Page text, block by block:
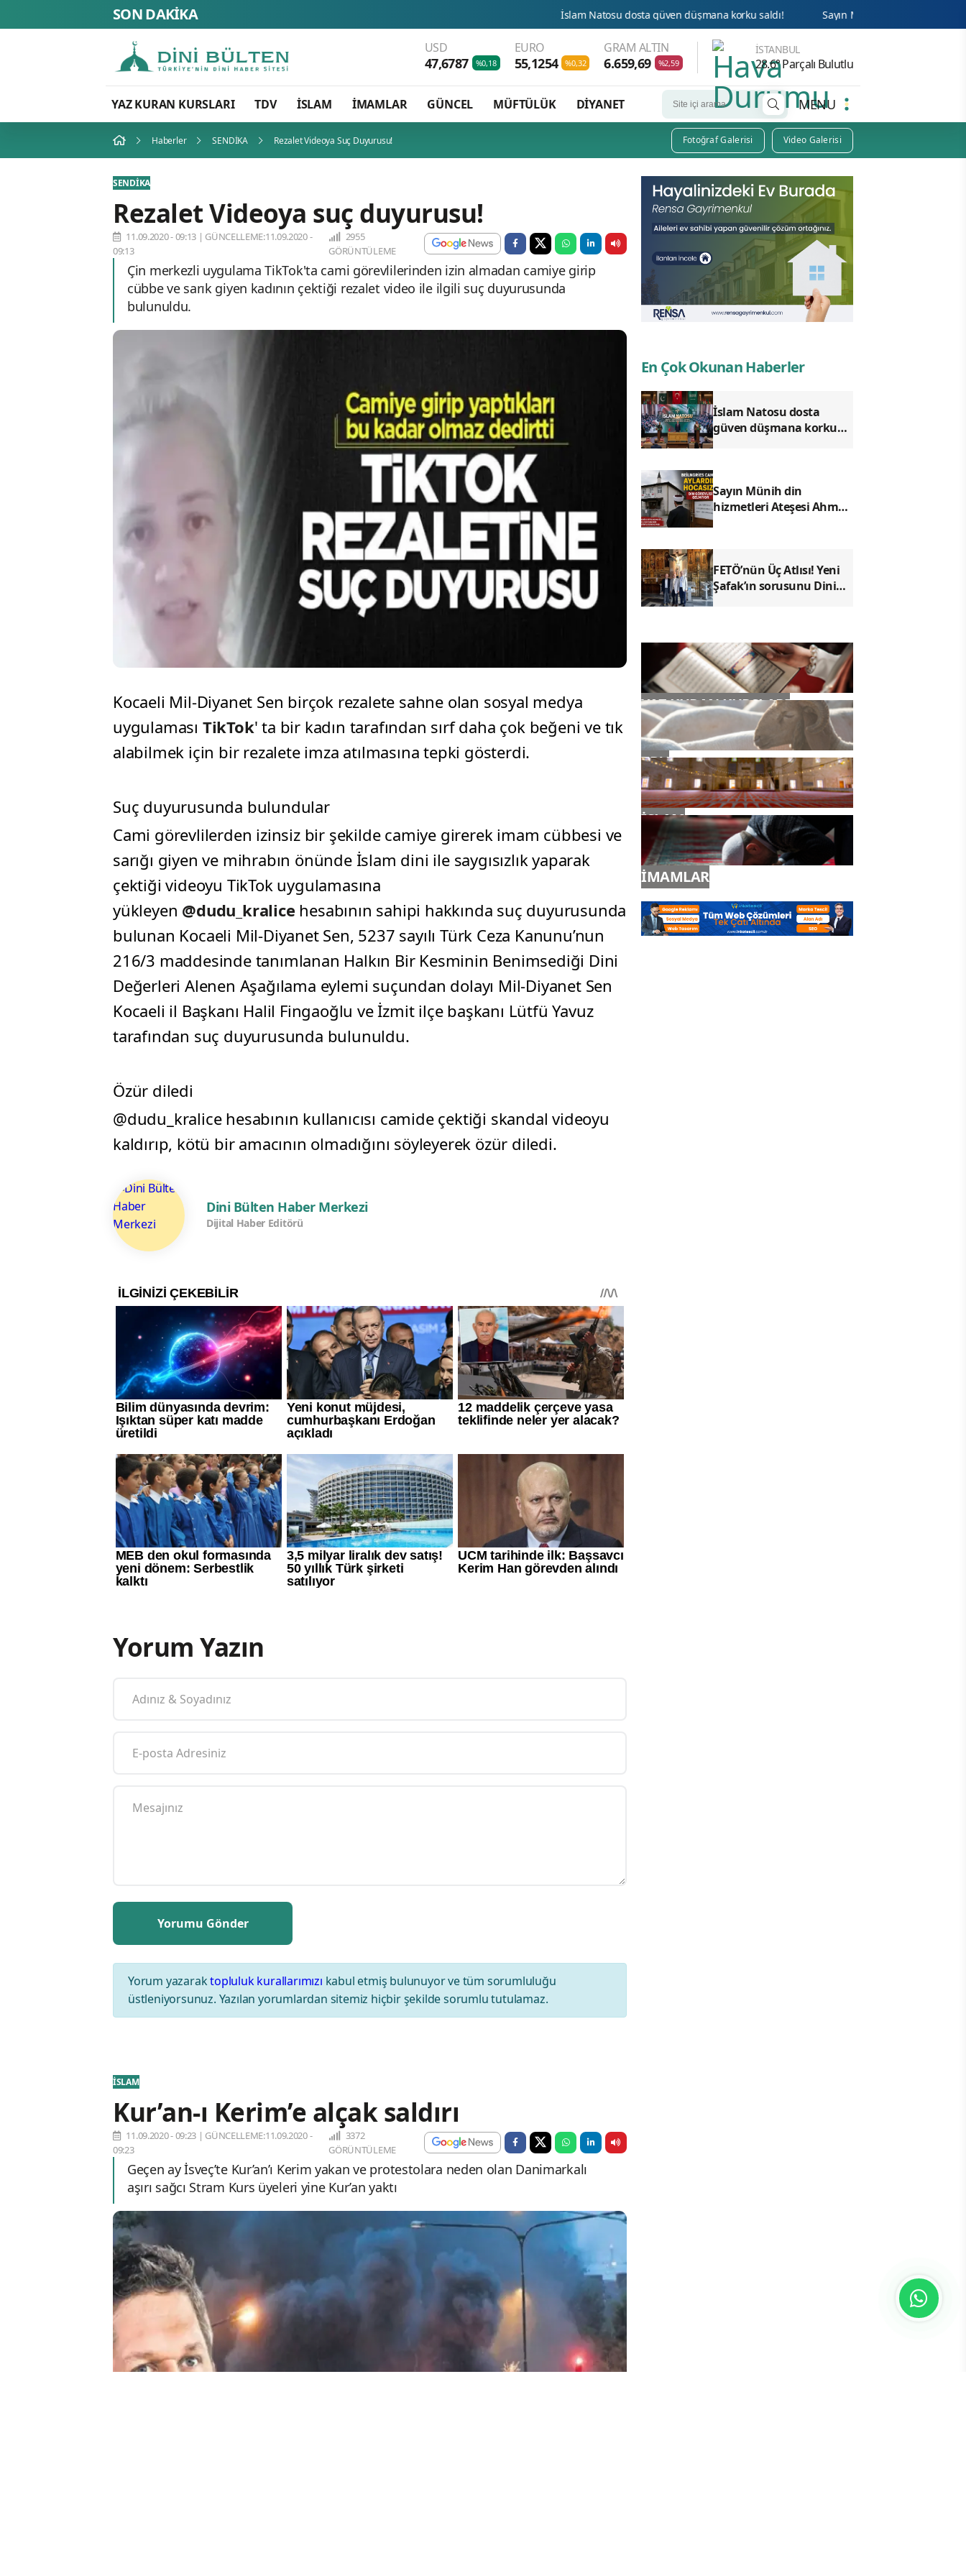
SON DAKİKA İslam Natosu dosta güven düşmana korku saldı! Sayın Münih din hizmetleri Ateşesi Ahmet
USD
47,6787 %0,18
EURO
55,1254 %0,32
GRAM ALTIN
6.659,69 %2,59
İSTANBUL
28.6° Parçalı Bulutlu
YAZ KURAN KURSLARI TDV İSLAM İMAMLAR GÜNCEL MÜFTÜLÜK DİYANET MENU
Haberler SENDİKA Rezalet Videoya Suç Duyurusu! Fotoğraf Galerisi Video Galerisi
SENDİKA
Rezalet Videoya suç duyurusu!
11.09.2020 - 09:13 | GÜNCELLEME:11.09.2020 -
09:13
2955
GÖRÜNTÜLEME
Çin merkezli uygulama TikTok'ta cami görevlilerinden izin almadan camiye girip
cübbe ve sarık giyen kadının çektiği rezalet video ile ilgili suç duyurusunda
bulunuldu.
Kocaeli Mil-Diyanet Sen birçok rezalete sahne olan sosyal medya
uygulaması TikTok' ta bir kadın tarafından sırf daha çok beğeni ve tık
alabilmek için bir rezalete imza atılmasına tepki gösterdi.
Suç duyurusunda bulundular
Cami görevlilerden izinsiz bir şekilde camiye girerek imam cübbesi ve
sarığı giyen ve mihrabın önünde İslam dini ile saygısızlık yaparak
çektiği videoyu TikTok uygulamasına
yükleyen @dudu_kralice hesabının sahipi hakkında suç duyurusunda
bulunan Kocaeli Mil-Diyanet Sen, 5237 sayılı Türk Ceza Kanunu’nun
216/3 maddesinde tanımlanan Halkın Bir Kesminin Benimsediği Dini
Değerleri Alenen Aşağılama eylemi suçundan dolayı Mil-Diyanet Sen
Kocaeli il Başkanı Halil Fingaoğlu ve İzmit ilçe başkanı Lütfü Yavuz
tarafından suç duyurusunda bulunuldu.
Özür diledi
@dudu_kralice hesabının kullanıcısı camide çektiği skandal videoyu
kaldırıp, kötü bir amacının olmadığını söyleyerek özür diledi.
Dini Bülten Haber Merkezi
Dijital Haber Editörü
Yorum Yazın
Yorum yazaraktopluluk kurallarımızı kabul etmiş bulunuyor ve tüm sorumluluğu
üstleniyorsunuz. Yazılan yorumlardan sitemiz hiçbir şekilde sorumlu tutulamaz.
İSLAM
Kur’an-ı Kerim’e alçak saldırı
11.09.2020 - 09:23 | GÜNCELLEME:11.09.2020 -
09:23
3372
GÖRÜNTÜLEME
Geçen ay İsveç’te Kur’an’ı Kerim yakan ve protestolara neden olan Danimarkalı
aşırı sağcı Stram Kurs üyeleri yine Kur’an yaktı
En Çok Okunan Haberler
İslam Natosu dosta
güven düşmana korku
Sayın Münih din
hizmetleri Ateşesi Ahmet
FETÖ’nün Üç Atlısı! Yeni
Şafak’ın sorusunu Dini
YAZ KURAN KURSLARI
TDV
İSLAM
İMAMLAR